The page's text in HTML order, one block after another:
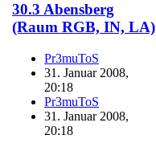
30.3 Abensberg
(Raum RGB, IN, LA)
Pr3muToS
31. Januar 2008,
20:18
Pr3muToS
31. Januar 2008,
20:18